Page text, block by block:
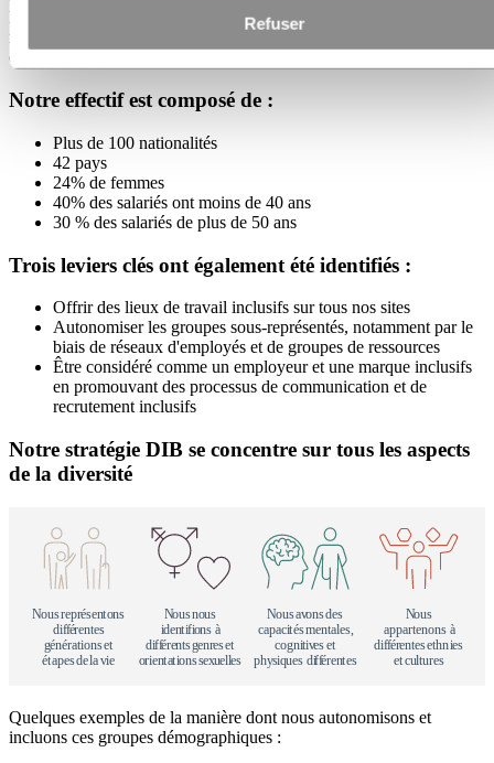
Refuser
les groupes d'employés, conformément à notre indice d'inclusion
mesuré tous les deux ans lors de notre enquête auprès des employés,
et nous favoriserons un leadership inclusif dans toute l'organisation.
Notre effectif est composé de :
Plus de 100 nationalités
42 pays
24% de femmes
40% des salariés ont moins de 40 ans
30 % des salariés de plus de 50 ans
Trois leviers clés ont également été identifiés :
Offrir des lieux de travail inclusifs sur tous nos sites
Autonomiser les groupes sous-représentés, notamment par le
biais de réseaux d'employés et de groupes de ressources
Être considéré comme un employeur et une marque inclusifs
en promouvant des processus de communication et de
recrutement inclusifs
Notre stratégie DIB se concentre sur tous les aspects
de la diversité
Nousreprésentons
différentes
générationset
étapesdelavie
Nousnous
identifions à
différentsgenreset
orientationssexuelles
Nousavonsdes
capacitésmentales,
cognitiveset
physiques différentes
Nous
appartenons à
différentesethnies
et cultures
Quelques exemples de la manière dont nous autonomisons et
incluons ces groupes démographiques :